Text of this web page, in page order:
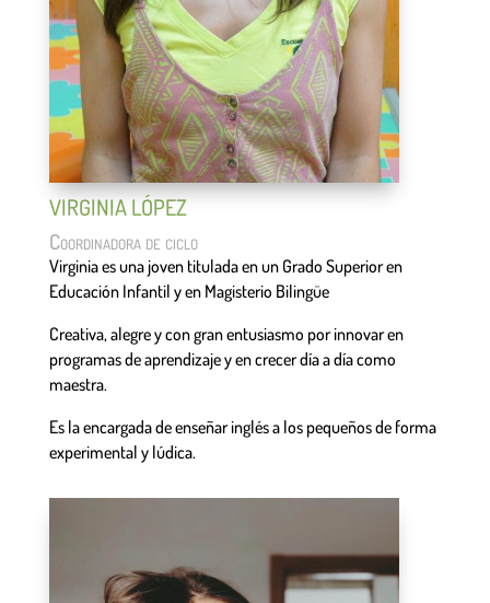
VIRGINIA LÓPEZ
Coordinadora de ciclo
Virginia es una joven titulada en un Grado Superior en
Educación Infantil y en Magisterio Bilingüe
Creativa, alegre y con gran entusiasmo por innovar en
programas de aprendizaje y en crecer día a día como
maestra.
Es la encargada de enseñar inglés a los pequeños de forma
experimental y lúdica.